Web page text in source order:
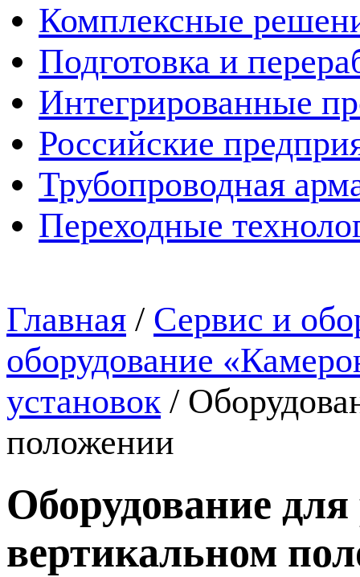
Комплексные
Подготовка и
Интегрированные
Российские
Трубопроводная
Переходные
Главная / Сервис и
оборудование
установок/
положении
Оборудование
вертикальном